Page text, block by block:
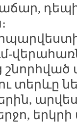
տերևը